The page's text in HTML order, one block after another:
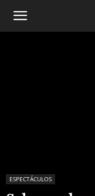
ESPECTÁCULOS